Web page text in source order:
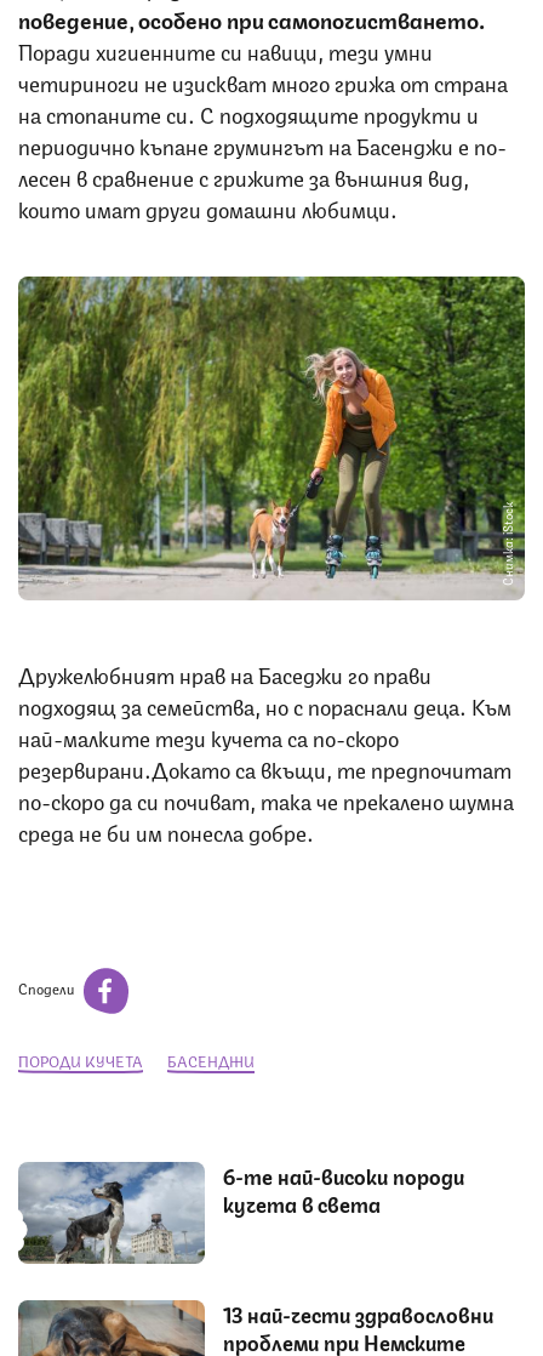
поведение, особено при самопочистването.
Поради хигиенните си навици, тези умни
четириноги не изискват много грижа от страна
на стопаните си. С подходящите продукти и
периодично къпане грумингът на Басенджи е по-
лесен в сравнение с грижите за външния вид,
които имат други домашни любимци.
Снимка: iStock
Дружелюбният нрав на Баседжи го прави
подходящ за семейства, но с пораснали деца. Към
най-малките тези кучета са по-скоро
резервирани.Докато са вкъщи, те предпочитат
по-скоро да си почиват, така че прекалено шумна
среда не би им понесла добре.
Сподели
ПОРОДИ КУЧЕТА БАСЕНДЖИ
6-те най-високи породи
кучета в света
13 най-чести здравословни
проблеми при Немските